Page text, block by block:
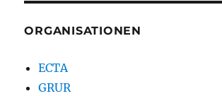
ORGANISATIONEN
ECTA
GRUR